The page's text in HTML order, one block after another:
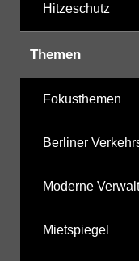
Hitzeschutz
Themen
Fokusthemen
Berliner
Moderne
Mietspiegel